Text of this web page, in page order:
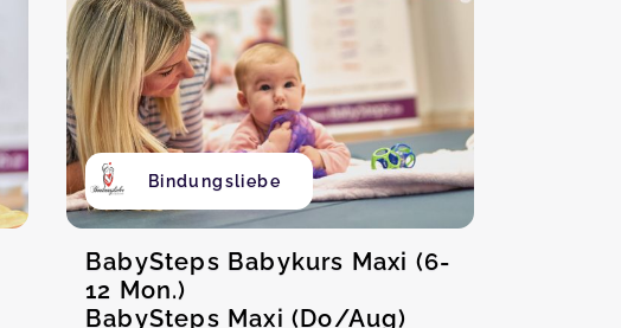
Bindungsliebe
BabySteps Babykurs Maxi (6-
12 Mon.)
BabySteps Maxi (Do/Aug)